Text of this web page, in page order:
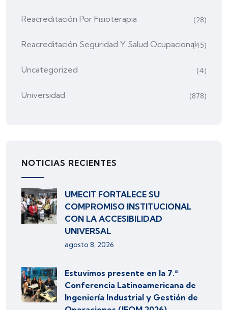
Reacreditación Por Fisioterapia (28)
Reacreditación Seguridad Y Salud Ocupacional(45)
Uncategorized (4)
Universidad (878)
NOTICIAS RECIENTES
UMECIT FORTALECE SU
COMPROMISO INSTITUCIONAL
CON LA ACCESIBILIDAD
UNIVERSAL
agosto 8, 2026
Estuvimos presente en la 7.ª
Conferencia Latinoamericana de
Ingeniería Industrial y Gestión de